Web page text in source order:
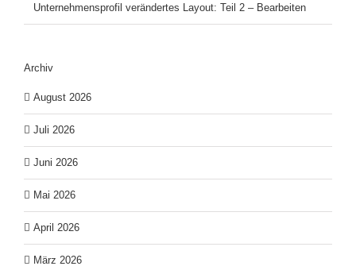
Unternehmensprofil verändertes Layout: Teil 2 – Bearbeiten
Archiv
August 2026
Juli 2026
Juni 2026
Mai 2026
April 2026
März 2026